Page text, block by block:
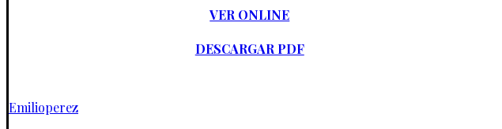
VER ONLINE
DESCARGAR PDF
Emilioperez